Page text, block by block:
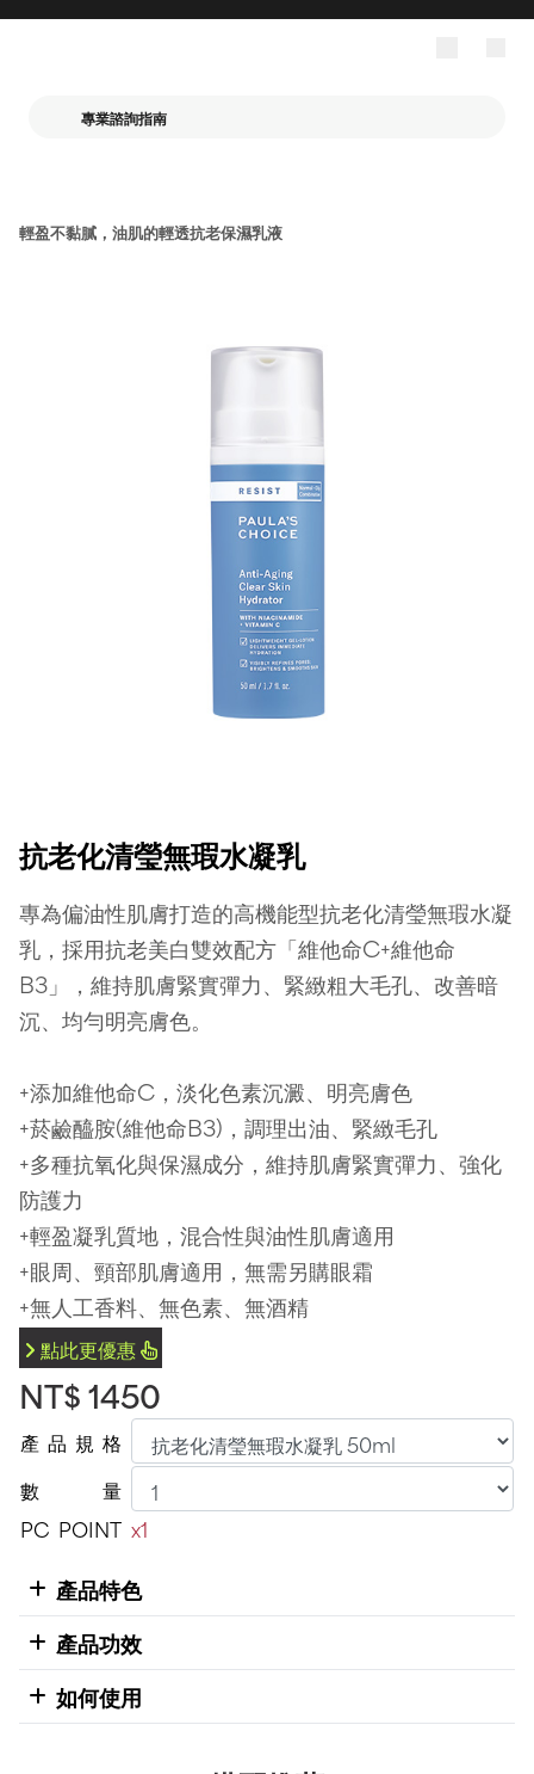
專業諮詢指南
輕盈不黏膩，油肌的輕透抗老保濕乳液
抗老化清瑩無瑕水凝乳
專為偏油性肌膚打造的高機能型抗老化清瑩無瑕水凝
乳，採用抗老美白雙效配方「維他命C+維他命
B3」，維持肌膚緊實彈力、緊緻粗大毛孔、改善暗
沉、均勻明亮膚色。
+添加維他命C，淡化色素沉澱、明亮膚色
+菸鹼醯胺(維他命B3)，調理出油、緊緻毛孔
+多種抗氧化與保濕成分，維持肌膚緊實彈力、強化
防護力
+輕盈凝乳質地，混合性與油性肌膚適用
+眼周、頸部肌膚適用，無需另購眼霜
+無人工香料、無色素、無酒精
點此更優惠
NT$ 1450
產 品 規 格
數
量
PC POINT x1
產品特色
產品功效
如何使用